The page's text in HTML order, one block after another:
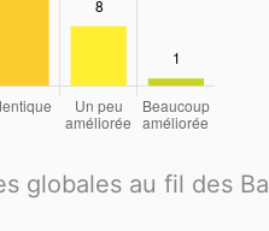
globales au fil des